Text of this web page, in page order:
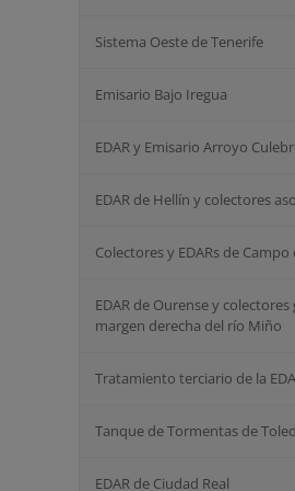
Sistema Oeste de Tenerife
Emisario Bajo Iregua
EDAR y Emisario Arroyo
EDAR de Hellín y colectores
Colectores y EDARs de Campo
EDAR de Ourense y colectores
margen derecha del río Miño
Tratamiento terciario de la
Tanque de Tormentas de Toledo
EDAR de Ciudad Real